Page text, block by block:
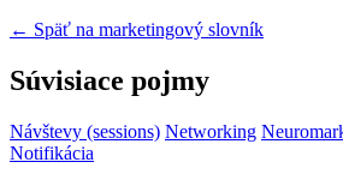
← Späť na marketingový slovník
Súvisiace pojmy
Návštevy (sessions) Networking
Notifikácia